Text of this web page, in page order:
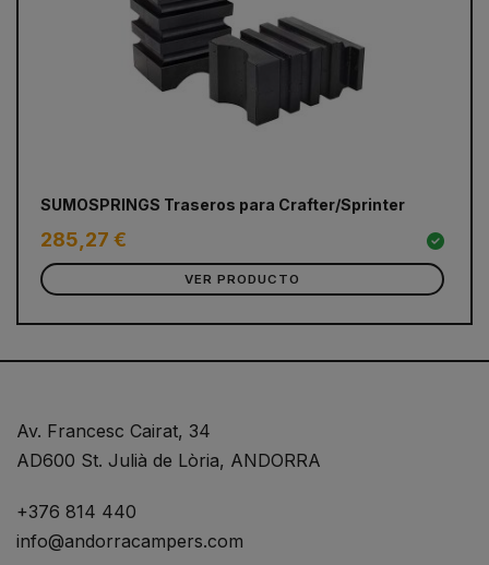
SUMOSPRINGS Traseros para Crafter/Sprinter
285,27 €
VER PRODUCTO
Av. Francesc Cairat, 34
AD600 St. Julià de Lòria, ANDORRA
+376 814 440
info@andorracampers.com